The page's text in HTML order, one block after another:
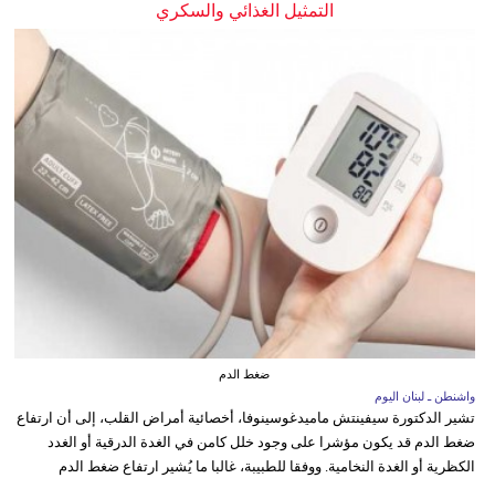
التمثيل الغذائي والسكري
ضغط الدم
واشنطن ـ لبنان اليوم
تشير الدكتورة سيفينتش ماميدغوسينوفا، أخصائية أمراض القلب، إلى أن ارتفاع
ضغط الدم قد يكون مؤشرا على وجود خلل كامن في الغدة الدرقية أو الغدد
الكظرية أو الغدة النخامية. ووفقا للطبيبة، غالبا ما يُشير ارتفاع ضغط الدم